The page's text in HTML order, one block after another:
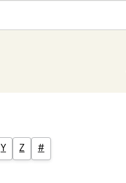
Y Z #